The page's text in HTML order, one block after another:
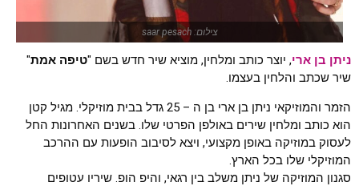
צילום: saar pesach
ניתן בן ארי, יוצר כותב ומלחין, מוציא שיר חדש בשם "טיפה אמת"
שיר שכתב והלחין בעצמו.
הזמר והמוזיקאי ניתן בן ארי בן ה – 25 גדל בבית מוזיקלי. מגיל קטן
הוא כותב ומלחין שירים באולפן הפרטי שלו. בשנים האחרונות החל
לעסוק במוזיקה באופן מקצועי, ויצא לסיבוב הופעות עם ההרכב
המוזיקלי שלו בכל הארץ.
סגנון המוזיקה של ניתן משלב בין רגאי, והיפ הופ. שיריו עטופים